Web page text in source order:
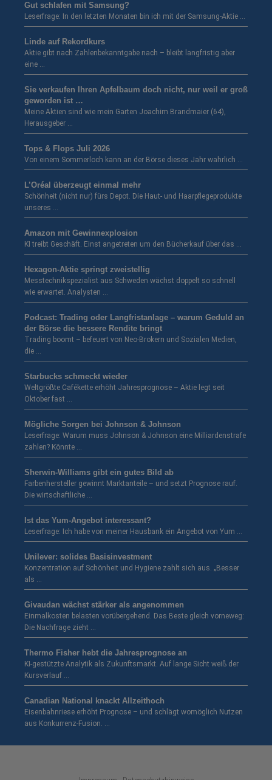
Gut schlafen mit Samsung?
Leserfrage: In den letzten Monaten bin ich mit der Samsung-Aktie …
Linde auf Rekordkurs
Aktie gibt nach Zahlenbekanntgabe nach – bleibt langfristig aber
eine …
Sie verkaufen Ihren Apfelbaum doch nicht, nur weil er groß
geworden ist …
Meine Aktien sind wie mein Garten Joachim Brandmaier (64),
Herausgeber …
Tops & Flops Juli 2026
Von einem Sommerloch kann an der Börse dieses Jahr wahrlich …
L’Oréal überzeugt einmal mehr
Schönheit (nicht nur) fürs Depot. Die Haut- und Haarpflegeprodukte
unseres …
Amazon mit Gewinnexplosion
KI treibt Geschäft. Einst angetreten um den Bücherkauf über das …
Hexagon-Aktie springt zweistellig
Messtechnikspezialist aus Schweden wächst doppelt so schnell
wie erwartet. Analysten …
Podcast: Trading oder Langfristanlage – warum Geduld an
der Börse die bessere Rendite bringt
Trading boomt – befeuert von Neo-Brokern und Sozialen Medien,
die …
Starbucks schmeckt wieder
Weltgrößte Cafékette erhöht Jahresprognose – Aktie legt seit
Oktober fast …
Mögliche Sorgen bei Johnson & Johnson
Leserfrage: Warum muss Johnson & Johnson eine Milliardenstrafe
zahlen? Könnte …
Sherwin-Williams gibt ein gutes Bild ab
Farbenhersteller gewinnt Marktanteile – und setzt Prognose rauf.
Die wirtschaftliche …
Ist das Yum-Angebot interessant?
Leserfrage: Ich habe von meiner Hausbank ein Angebot von Yum …
Unilever: solides Basisinvestment
Konzentration auf Schönheit und Hygiene zahlt sich aus. „Besser
als …
Givaudan wächst stärker als angenommen
Einmalkosten belasten vorübergehend. Das Beste gleich vorneweg:
Die Nachfrage zieht …
Thermo Fisher hebt die Jahresprognose an
KI-gestützte Analytik als Zukunftsmarkt. Auf lange Sicht weiß der
Kursverlauf …
Canadian National knackt Allzeithoch
Eisenbahnriese erhöht Prognose – und schlägt womöglich Nutzen
aus Konkurrenz-Fusion. …